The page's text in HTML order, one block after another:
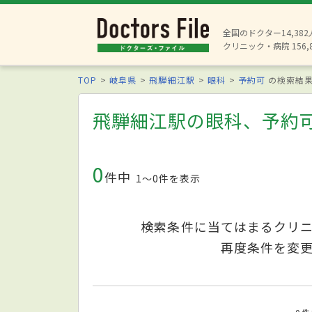
全国のドクター14,382
クリニック・病院
TOP 岐阜県 飛騨細江駅 眼科 予約可 の検索結
飛騨細江駅の眼科、予約
0件中 1〜0件を表示
検索条件に当てはまるクリ
再度条件を変